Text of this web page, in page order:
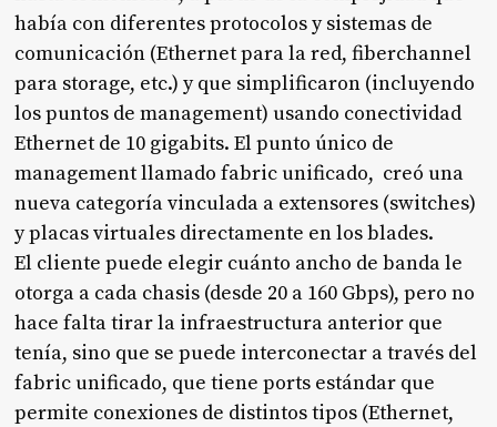
había con diferentes protocolos y sistemas de
comunicación (Ethernet para la red, fiberchannel
para storage, etc.) y que simplificaron (incluyendo
los puntos de management) usando conectividad
Ethernet de 10 gigabits. El punto único de
management llamado fabric unificado, creó una
nueva categoría vinculada a extensores (switches)
y placas virtuales directamente en los blades.
El cliente puede elegir cuánto ancho de banda le
otorga a cada chasis (desde 20 a 160 Gbps), pero no
hace falta tirar la infraestructura anterior que
tenía, sino que se puede interconectar a través del
fabric unificado, que tiene ports estándar que
permite conexiones de distintos tipos (Ethernet,